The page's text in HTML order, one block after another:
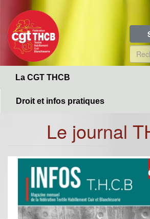
contenu
principal
de
La CGT THCB
Droit et infos pratiques
Le journal